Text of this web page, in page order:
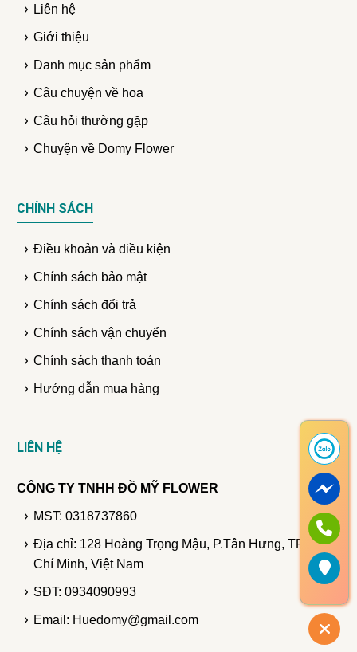
Liên hệ
Giới thiệu
Danh mục sản phẩm
Câu chuyện về hoa
Câu hỏi thường gặp
Chuyện về Domy Flower
CHÍNH SÁCH
Điều khoản và điều kiện
Chính sách bảo mật
Chính sách đổi trả
Chính sách vận chuyển
Chính sách thanh toán
Hướng dẫn mua hàng
LIÊN HỆ
CÔNG TY TNHH ĐỒ MỸ FLOWER
MST: 0318737860
Địa chỉ: 128 Hoàng Trọng Mậu, P.Tân Hưng, TP. Hồ
Chí Minh, Việt Nam
SĐT: 0934090993
Email: Huedomy@gmail.com